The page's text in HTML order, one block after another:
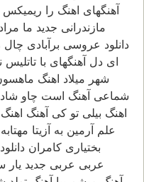
آهنگهای اهنگ را ریمیکس
مازندرانی جدید ما
دانلود عروسی برآبادی
ای دل آهنگهای با
شهر میلاد اهنگ
شماعی آهنگ است چاو شاد
اهنگ بیلی تو کی آهنگ اهنگ
علم آرمین به آزیتا
بختیاری کامران
عربی عربی جدید